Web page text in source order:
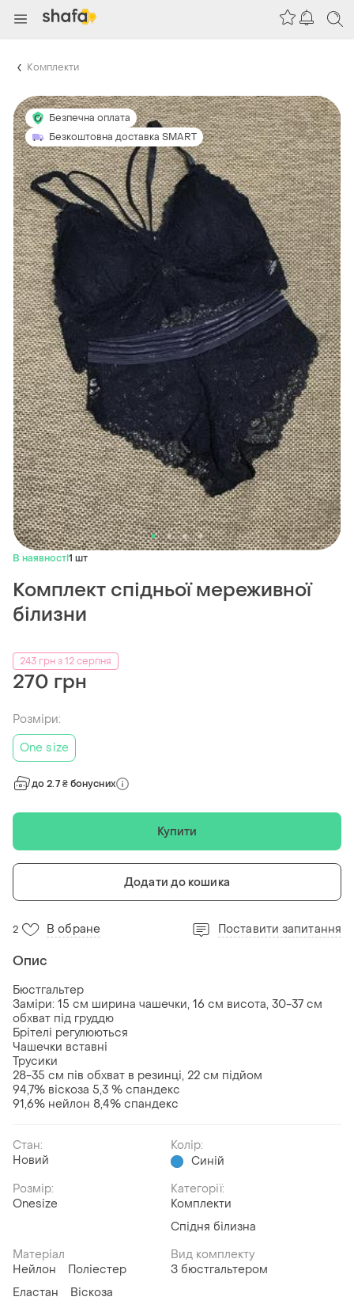
Комплекти
Безпечна оплата
Безкоштовна доставка SMART
В наявності1 шт
Комплект спідньої мереживної
білизни
243 грн з 12 серпня
270 грн
Розміри:
One size
до 2.7 ₴ бонусних
Купити
Додати до кошика
2 В обране Поставити запитання
Опис
Бюстгальтер
Заміри: 15 см ширина чашечки, 16 см висота, 30-37 см
обхват під груддю
Брітелі регулюються
Чашечки вставні
Трусики
28-35 см пів обхват в резинці, 22 см підйом
94,7% віскоза 5,3 % спандекс
91,6% нейлон 8,4% спандекс
Стан:
Новий
Колір:
Синій
Розмір:
Onesize
Категорії:
Комплекти
Спідня білизна
Матеріал
Нейлон
Поліестер
Еластан
Віскоза
Вид комплекту
З бюстгальтером